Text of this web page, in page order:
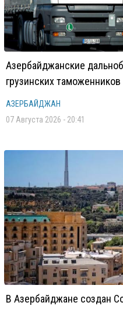
Азербайджанские
грузинских таможенников
АЗЕРБАЙДЖАН
07 Августа 2026 - 20:41
В Азербайджане создан